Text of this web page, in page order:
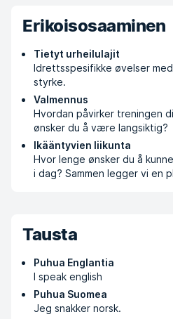
Erikoisosaaminen
Tietyt urheilulajit
Idrettsspesifikke øvelser
styrke.
Valmennus
Hvordan påvirker treningen
ønsker du å være langsiktig?
Ikääntyvien liikunta
Hvor lenge ønsker du å
i dag? Sammen legger vi en
Tausta
Puhua Englantia
I speak english
Puhua Suomea
Jeg snakker norsk.